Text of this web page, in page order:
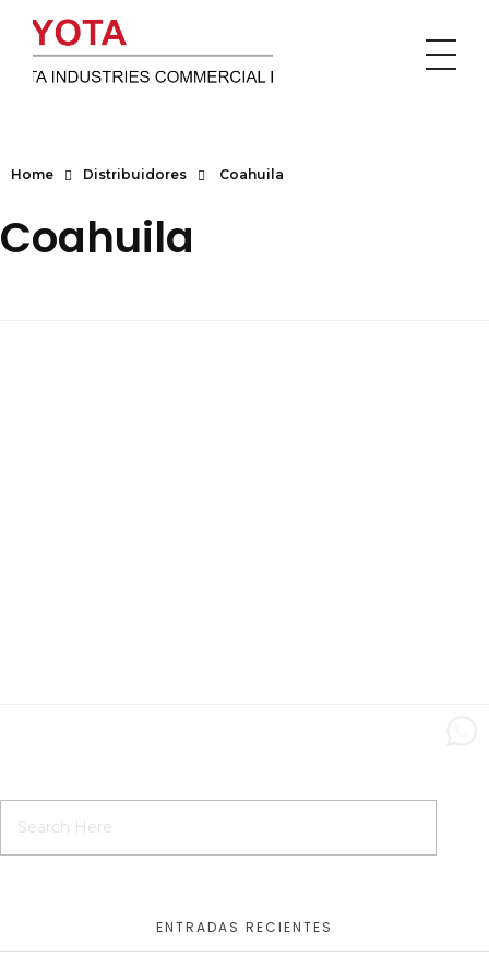
Home Distribuidores Coahuila
Coahuila
ENTRADAS RECIENTES